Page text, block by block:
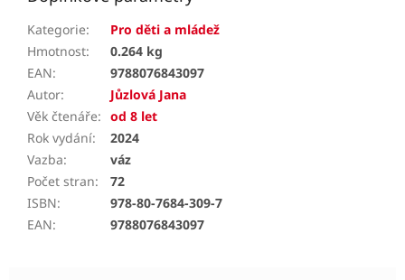
Kategorie:
Pro děti a mládež
Hmotnost:
0.264 kg
EAN:
9788076843097
Autor:
Jůzlová Jana
Věk čtenáře: od 8 let
Rok vydání:
2024
Vazba:
váz
Počet stran:
72
ISBN:
978-80-7684-309-7
EAN: 9788076843097